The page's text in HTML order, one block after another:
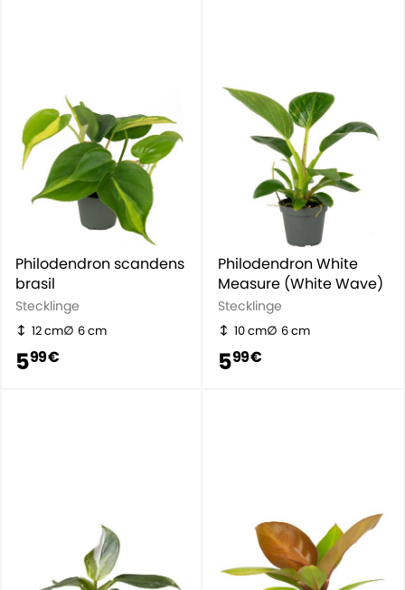
Philodendron scandens
brasil
Stecklinge
12 cm 6 cm
599 €
Philodendron White
Measure (White Wave)
Stecklinge
10 cm 6 cm
599 €